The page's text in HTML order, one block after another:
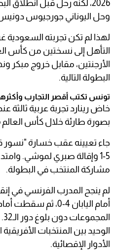
2026، لكنه رحل قبل
وحل اليوناني جورجيوس
لهذا لم تكن تجربته السعودية
التأهل إلى نسختين من كأس
الأرجنتين، مقابل خروج مبكر
البطولة التالية.
تونس تكتب أقصر التجارب
خاض رينارد تجربة عربية ثالثة
بصورة طارئة خلال كأس العالم 2026.
جاء تعيينه عقب خسارة "نسور
5-1 وإقالة صبري لموشي.
مشاركة المنتخب في البطولة.
لم ينجح المدرب الفرنسي في
أمام اليابان 4-0، ثم
الوحيد بين المنتخبات
الأدوار الإقصائية.